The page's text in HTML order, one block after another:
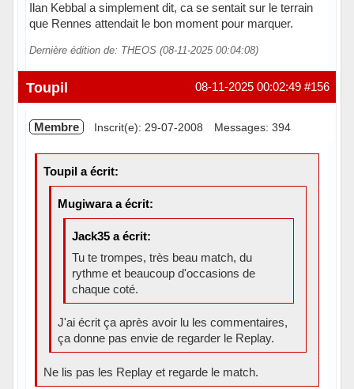
Ilan Kebbal a simplement dit, ca se sentait sur le terrain
que Rennes attendait le bon moment pour marquer.
Dernière édition de: THEOS (08-11-2025 00:04:08)
Hors ligne #156
08-11-2025 00:02:49
Toupil
Membre Inscrit(e): 29-07-2008 Messages: 394
Toupil a écrit:
Mugiwara a écrit:
Jack35 a écrit:
Tu te trompes, très beau match, du
rythme et beaucoup d'occasions de
chaque coté.
J'ai écrit ça après avoir lu les commentaires,
ça donne pas envie de regarder le Replay.
Ne lis pas les Replay et regarde le match.